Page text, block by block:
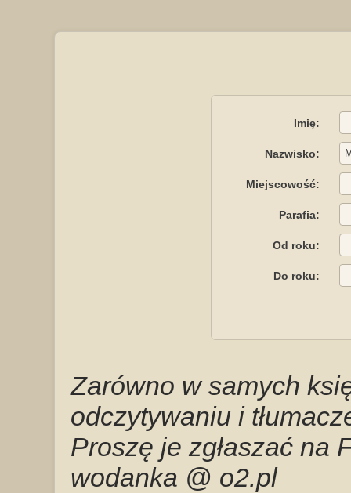
Imię:
Nazwisko:
Miejscowość:
Parafia:
Od roku:
Do roku:
Zarówno w samych
odczytywaniu i
Proszę je zgłaszać na
wodanka @ o2.pl